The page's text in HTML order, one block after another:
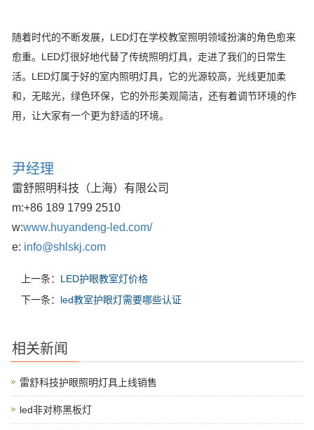
随着时代的不断发展，LED灯在学校教室照明领域扮演的角色愈来
愈重。LED灯很好地代替了传统照明灯具，走进了我们的日常生
活。LED灯属于好的室内照明灯具，它的光源较高，光线更加柔
和，无眩光，绿色环保，它的外形美观简洁，还有着调节环境的作
用，让大家有一个更为舒适的环境。
尹经理
雷舒照明科技（上海）有限公司
m:+86 189 1799 2510
w:www.huyandeng-led.com/
e: info@shlskj.com
上一条： LED护眼教室灯价格
下一条： led教室护眼灯需要哪些认证
相关新闻
雷舒科技护眼照明灯具上线销售
led非对称黑板灯